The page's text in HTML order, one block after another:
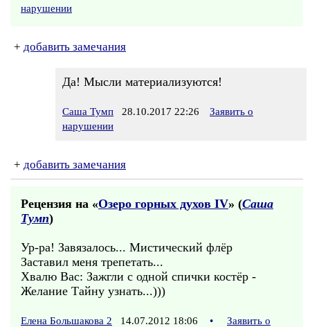
нарушении
+ добавить замечания
Да! Мысли материализуются!
Саша Тумп 28.10.2017 22:26
Заявить о
нарушении
+ добавить замечания
Рецензия на «Озеро горных духов IV» (Саша
Тумп)
Ур-ра! Завязалось... Мистический флёр
Заставил меня трепетать...
Хвалю Вас: Зажгли с одной спички костёр -
Желание Тайну узнать...)))
Елена Большакова 2 14.07.2012 18:06 •
Заявить о